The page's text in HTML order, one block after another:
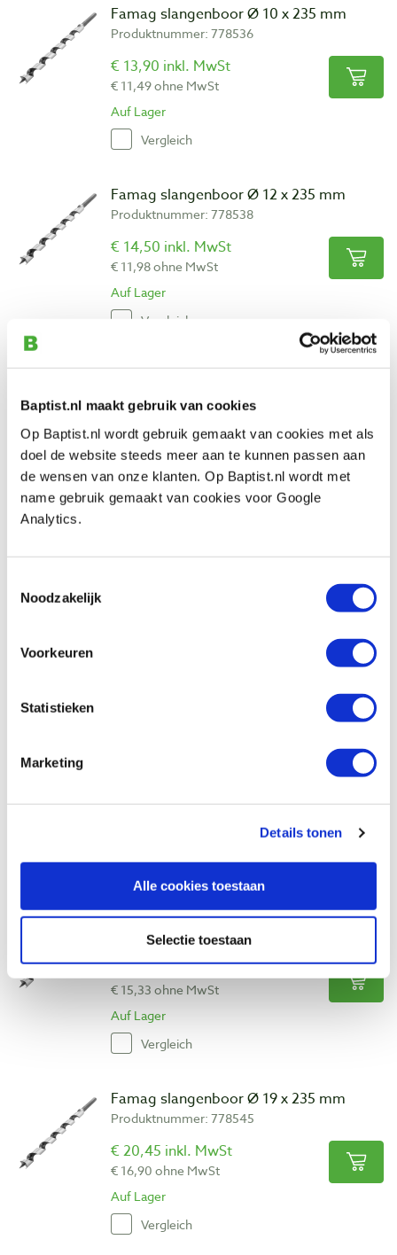
Baptist.nl maakt gebruik van cookies
Op Baptist.nl wordt gebruik gemaakt van cookies met als
doel de website steeds meer aan te kunnen passen aan
de wensen van onze klanten. Op Baptist.nl wordt met
name gebruik gemaakt van cookies voor Google
Analytics.
Noodzakelijk
Voorkeuren
Statistieken
Marketing
Details tonen
Alle cookies toestaan
Selectie toestaan
Famag slangenboor Ø 10 x 235 mm
Produktnummer: 778536
€ 13,90 inkl. MwSt
€ 11,49 ohne MwSt
Auf Lager
Vergleich
Famag slangenboor Ø 12 x 235 mm
Produktnummer: 778538
€ 14,50 inkl. MwSt
€ 11,98 ohne MwSt
Auf Lager
Vergleich
Famag slangenboor Ø 14 x 235 mm
€ 15,80 inkl. MwSt
€ 13,06 ohne MwSt
Auf Lager
Vergleich
Famag slangenboor Ø 15 x 235 mm
€ 13,93 ohne MwSt
Vergleich
Famag slangenboor Ø 18 x 235 mm
Produktnummer: 778544
€ 18,55 inkl. MwSt
€ 15,33 ohne MwSt
Auf Lager
Vergleich
Famag slangenboor Ø 19 x 235 mm
Produktnummer: 778545
€ 20,45 inkl. MwSt
€ 16,90 ohne MwSt
Auf Lager
Vergleich